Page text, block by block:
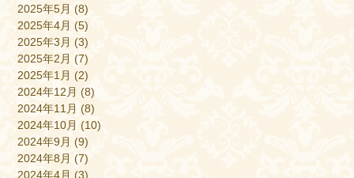
2025年5月 (8)
2025年4月 (5)
2025年3月 (3)
2025年2月 (7)
2025年1月 (2)
2024年12月 (8)
2024年11月 (8)
2024年10月 (10)
2024年9月 (9)
2024年8月 (7)
2024年4月 (3)